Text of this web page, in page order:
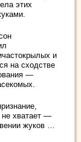
этих
и
на сходстве
—
не хватает —
жуков …